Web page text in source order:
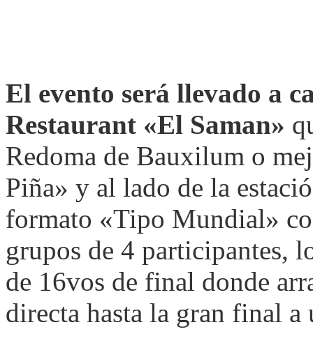
El evento será llevado a
Restaurant «El Saman»
Redoma de Bauxilum o
Piña» y al lado de la
formato «Tipo Mundial»
grupos de 4 participantes,
de 16vos de final donde
directa hasta la gran final